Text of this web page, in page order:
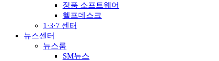
정품 소프트웨어
헬프데스크
1·3·7 센터
뉴스센터
뉴스룸
SM뉴스